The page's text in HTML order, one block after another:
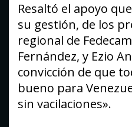
Resaltó el apoyo
su gestión, de los
regional de
Fernández, y Ezio
convicción de que
bueno para
sin vacilaciones».